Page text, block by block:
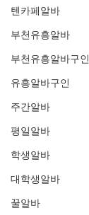
텐카페알바
부천유흥알바
부천유흥알바구인
유흥알바구인
주간알바
평일알바
학생알바
대학생알바
꿀알바